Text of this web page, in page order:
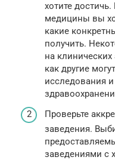
хотите
медицины вы
какие
получить.
на
как другие
исследования
Проверьте
заведения.
заведениями с